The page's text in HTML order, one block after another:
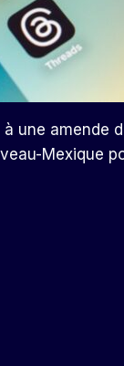
une amende
Mexique